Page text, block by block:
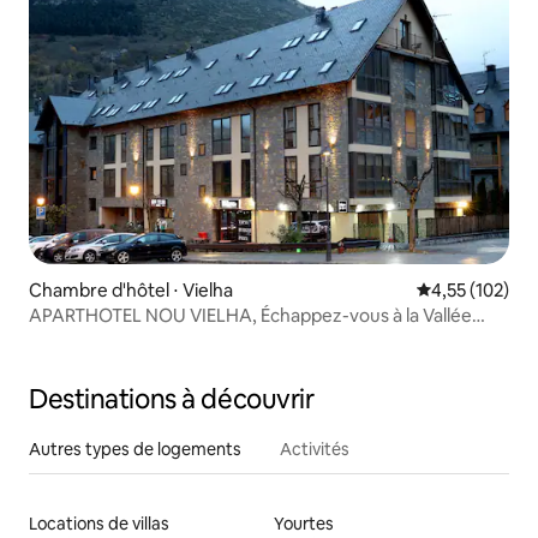
Chambre d'hôtel ⋅ Vielha Évaluation
4,55 (102)
APARTHOTEL NOU VIELHA, Échappez-vous à la Vallée
Destinations à découvrir
Autres types de logements Activités
Locations de villas
Yourtes